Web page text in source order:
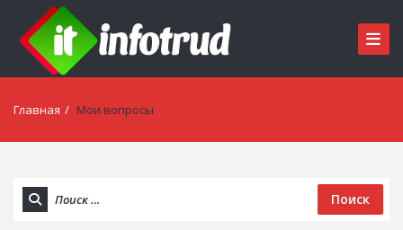
Главная / Мои вопросы
Поиск